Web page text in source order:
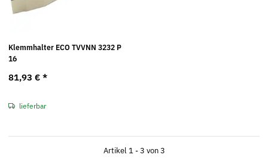
Klemmhalter ECO TVVNN 3232 P
16
81,93 € *
lieferbar
Artikel 1 - 3 von 3